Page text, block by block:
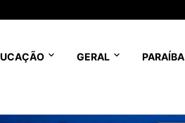
GERAL PARAÍBA